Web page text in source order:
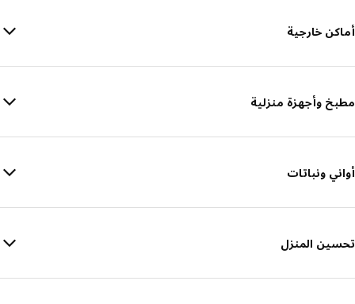
أماكن خارجية
مطبخ وأجهزة منزلية
أواني ونباتات
تحسين المنزل